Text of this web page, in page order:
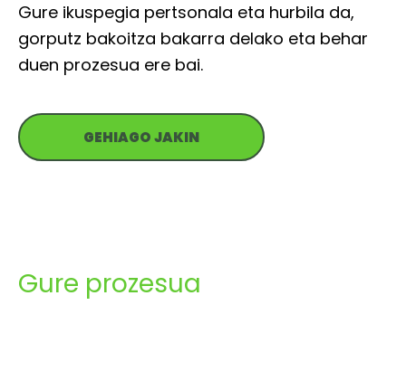
Gure ikuspegia pertsonala eta hurbila da,
gorputz bakoitza bakarra delako eta behar
duen prozesua ere bai.
GEHIAGO JAKIN
Gure prozesua